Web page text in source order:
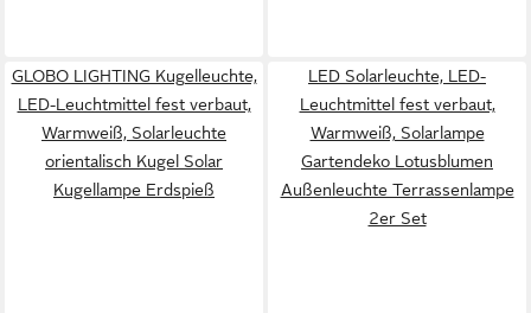
GLOBO LIGHTING Kugelleuchte,
LED-Leuchtmittel fest verbaut,
Warmweiß, Solarleuchte
orientalisch Kugel Solar
Kugellampe Erdspieß
LED Solarleuchte, LED-
Leuchtmittel fest verbaut,
Warmweiß, Solarlampe
Gartendeko Lotusblumen
Außenleuchte Terrassenlampe
2er Set